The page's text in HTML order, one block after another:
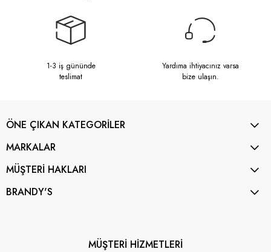
1-3 iş gününde
teslimat
Yardıma ihtiyacınız varsa
bize ulaşın.
ÖNE ÇIKAN KATEGORİLER
MARKALAR
MÜŞTERİ HAKLARI
BRANDY'S
MÜŞTERİ HİZMETLERİ